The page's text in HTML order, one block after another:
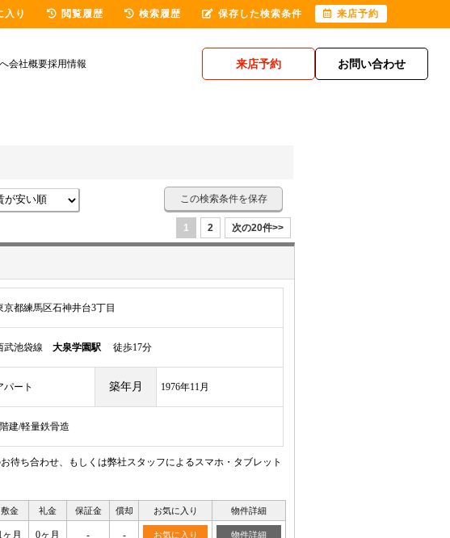
会社概要採用情報 来店予約 お問い合わせ
この検索条件を保存
1 2 次の20件>>
京都練馬区石神井台3丁目
武池袋線 大泉学園駅 徒歩17分
パート 築年月 1976年11月
建/軽量鉄骨造
ち合わせ、もしくは弊社スタッフによるスマホ・タブレット
敷金 礼金 保証金 償却 お気に入り 物件詳細
ヶ月 0ヶ月 - - お気に入り 物件詳細
入り 閲覧履歴 検索履歴 保存した検索条件 来店予約